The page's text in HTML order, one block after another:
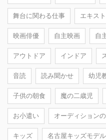
舞台に関わる仕事 エキス
映画俳優 自主映画 自
アウトドア インドア
音読 読み聞かせ 幼児
子供の朝食 魔の二歳児
お小遣い オーディション
キッズ 名古屋キッズモデル